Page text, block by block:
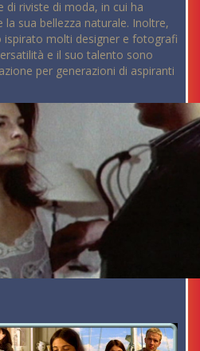
di riviste di moda, in cui ha
sua bellezza naturale. Inoltre,
molti designer e fotografi
e il suo talento sono
per generazioni di aspiranti